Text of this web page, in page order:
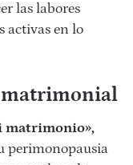
las labores
activas en lo
matrimonial
matrimonio»,
perimonopausia